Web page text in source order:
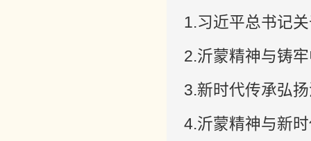
1.习近平总书记
2.沂蒙精神与铸
3.新时代传承弘
4.沂蒙精神与新